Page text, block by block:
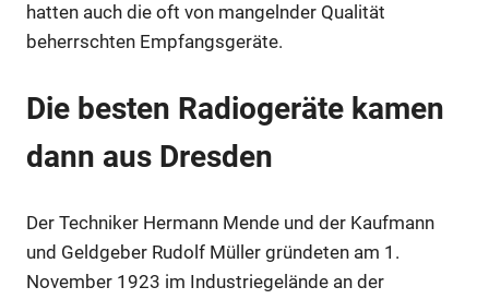
Anzeige
hatten auch die oft von mangelnder Qualität
beherrschten Empfangsgeräte.
Die besten Radiogeräte kamen
dann aus Dresden
Der Techniker Hermann Mende und der Kaufmann
und Geldgeber Rudolf Müller gründeten am 1.
November 1923 im Industriegelände an der